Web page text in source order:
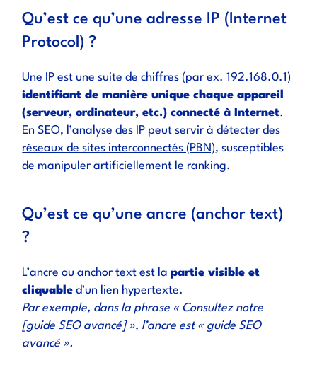
Qu’est ce qu’une adresse IP (Internet
Protocol) ?
Une IP est une suite de chiffres (par ex. 192.168.0.1)
identifiant de manière unique chaque appareil
(serveur, ordinateur, etc.) connecté à Internet.
En SEO, l’analyse des IP peut servir à détecter des
réseaux de sites interconnectés (PBN), susceptibles
de manipuler artificiellement le ranking.
Qu’est ce qu’une ancre (anchor text)
?
L’ancre ou anchor text est lapartie visible et
cliquable d’un lien hypertexte.
Par exemple, dans la phrase « Consultez notre
[guide SEO avancé] », l’ancre est « guide SEO
avancé ».